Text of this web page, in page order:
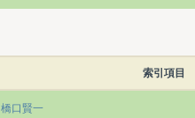
索引項目
橋口賢一